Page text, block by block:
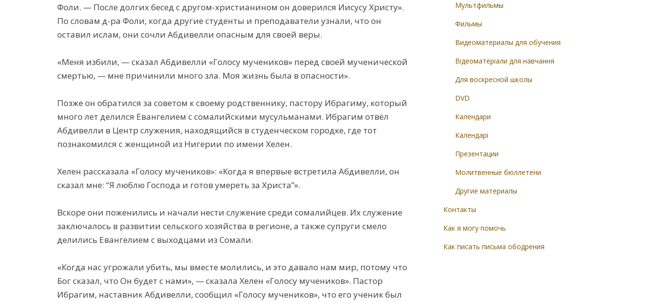
Фоли. — После долгих бесед с другом-христианином он доверился Иисусу Христу».
По словам д-ра Фоли, когда другие студенты и преподаватели узнали, что он
оставил ислам, они сочли Абдивелли опасным для своей веры.
«Меня избили, — сказал Абдивелли «Голосу мучеников» перед своей мученической
смертью, — мне причинили много зла. Моя жизнь была в опасности».
Позже он обратился за советом к своему родственнику, пастору Ибрагиму, который
много лет делился Евангелием с сомалийскими мусульманами. Ибрагим отвёл
Абдивелли в Центр служения, находящийся в студенческом городке, где тот
познакомился с женщиной из Нигерии по имени Хелен.
Хелен рассказала «Голосу мучеников»: «Когда я впервые встретила Абдивелли, он
сказал мне: “Я люблю Господа и готов умереть за Христа”».
Вскоре они поженились и начали нести служение среди сомалийцев. Их служение
заключалось в развитии сельского хозяйства в регионе, а также супруги смело
делились Евангелием с выходцами из Сомали.
«Когда нас угрожали убить, мы вместе молились, и это давало нам мир, потому что
Бог сказал, что Он будет с нами», — сказала Хелен «Голосу мучеников». Пастор
Ибрагим, наставник Абдивелли, сообщил «Голосу мучеников», что его ученик был
Мультфильмы
Фильмы
Видеоматериалы для обучения
Відеоматеріали для навчання
Для воскресной школы
DVD
Календари
Календарі
Презентации
Молитвенные бюллетени
Другие материалы
Контакты
Как я могу помочь
Как писать письма ободрения